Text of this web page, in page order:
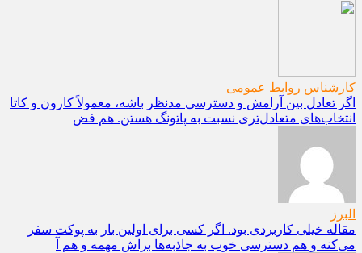
کارشناس روابط عمومی
اگر تعادل بین آرامش و دسترسی مدنظر باشه، معمولاً کارون و کاتا
انتخاب‌های متعادل‌تری نسبت به پاتونگ هستن. هم فض
البرز
مقاله خیلی کاربردی بود. اگر کسی برای اولین بار به پوکت سفر
می‌کنه و هم دسترسی خوب به جاذبه‌ها براش مهمه و هم آ